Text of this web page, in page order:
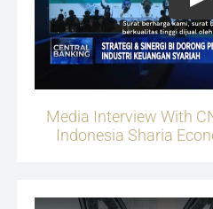
Play
Media Interview With
Indonesia Sharia